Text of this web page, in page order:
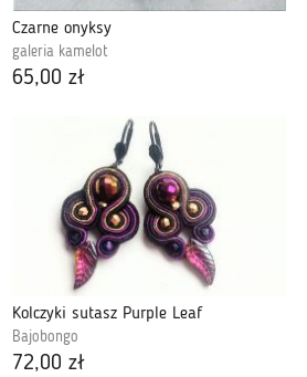
Czarne onyksy
galeria kamelot
65,00 zł
Kolczyki sutasz Purple Leaf
Bajobongo
72,00 zł